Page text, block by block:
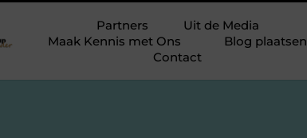
Partners
Uit de Media
Maak Kennis met Ons
Blog plaatsen
Contact